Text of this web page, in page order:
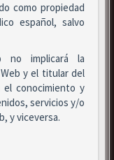
como propiedad
español, salvo
no implicará la
y el titular del
conocimiento y
servicios y/o
y viceversa.